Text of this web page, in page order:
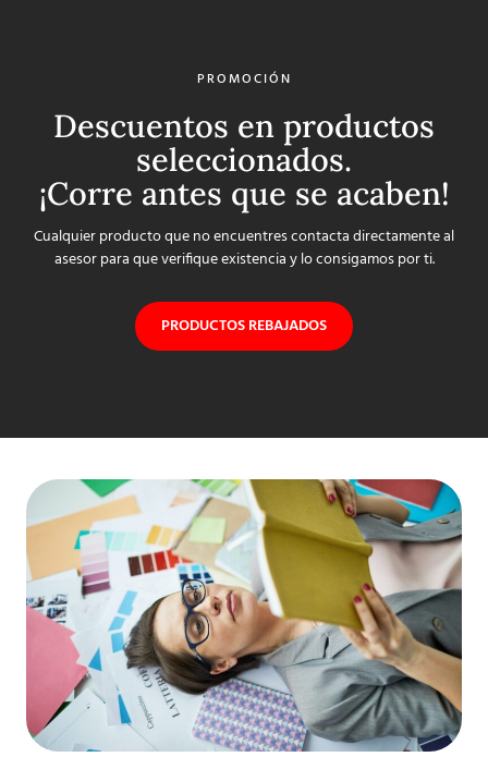
PROMOCIÓN
Descuentos en productos
seleccionados.
¡Corre antes que se acaben!
Cualquier producto que no encuentres contacta directamente al
asesor para que verifique existencia y lo consigamos por ti.
PRODUCTOS REBAJADOS